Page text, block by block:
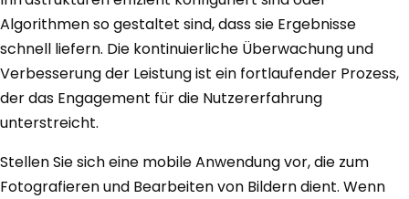
Algorithmen so gestaltet sind, dass sie Ergebnisse
schnell liefern. Die kontinuierliche Überwachung und
Verbesserung der Leistung ist ein fortlaufender Prozess,
der das Engagement für die Nutzererfahrung
unterstreicht.
Stellen Sie sich eine mobile Anwendung vor, die zum
Fotografieren und Bearbeiten von Bildern dient. Wenn